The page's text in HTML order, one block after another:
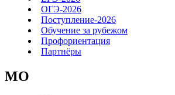
ОГЭ-2026
Поступление-2026
Обучение за рубежом
Профориентация
Партнёры
MO